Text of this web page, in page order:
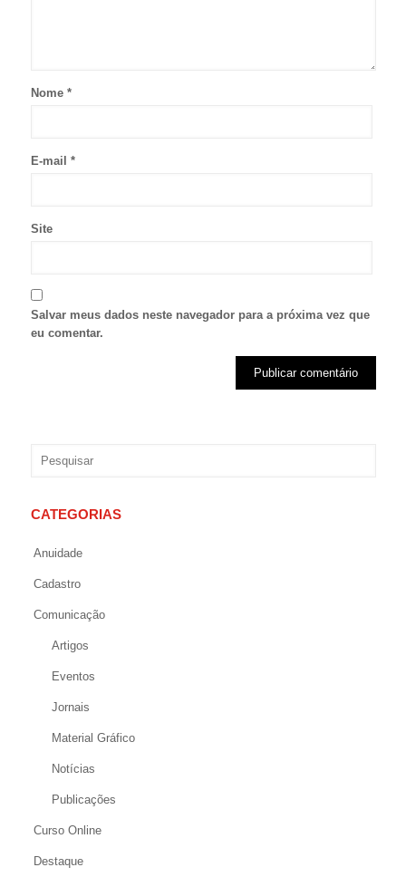
Nome *
E-mail *
Site
Salvar meus dados neste navegador para a próxima vez que
eu comentar.
CATEGORIAS
Anuidade
Cadastro
Comunicação
Artigos
Eventos
Jornais
Material Gráfico
Notícias
Publicações
Curso Online
Destaque